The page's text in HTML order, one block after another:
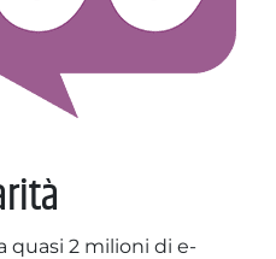
quasi 2 milioni di e-